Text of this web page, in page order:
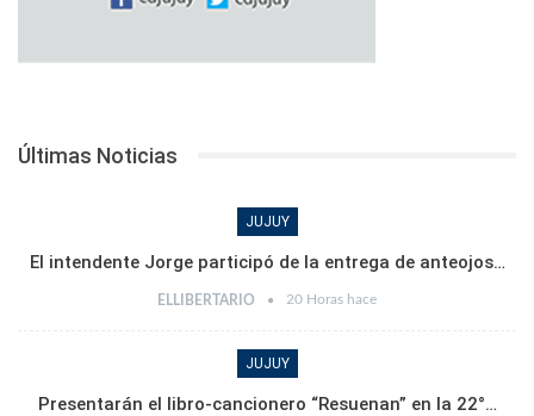
Últimas Noticias
JUJUY
El intendente Jorge participó de la entrega de anteojos…
ELLIBERTARIO 20 Horas hace
JUJUY
Presentarán el libro-cancionero “Resuenan” en la 22°…